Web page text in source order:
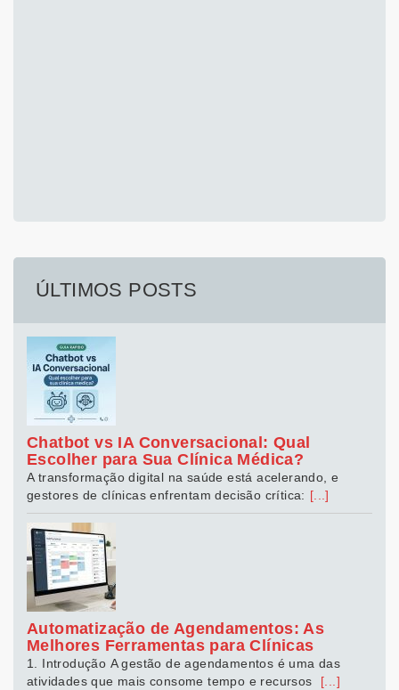
ÚLTIMOS POSTS
Chatbot vs IA Conversacional: Qual
Escolher para Sua Clínica Médica?
A transformação digital na saúde está acelerando, e
gestores de clínicas enfrentam decisão crítica: [...]
Automatização de Agendamentos: As
Melhores Ferramentas para Clínicas
1. Introdução A gestão de agendamentos é uma das
atividades que mais consome tempo e recursos
[...]